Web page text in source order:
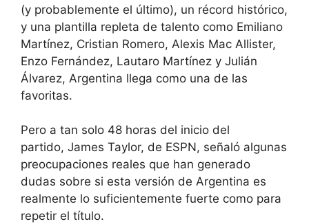
(y probablemente el último), un récord histórico,
y una plantilla repleta de talento como Emiliano
Martínez, Cristian Romero, Alexis Mac Allister,
Enzo Fernández, Lautaro Martínez y Julián
Álvarez, Argentina llega como una de las
favoritas.
Pero a tan solo 48 horas del inicio del
partido, James Taylor, de ESPN, señaló algunas
preocupaciones reales que han generado
dudas sobre si esta versión de Argentina es
realmente lo suficientemente fuerte como para
repetir el título.